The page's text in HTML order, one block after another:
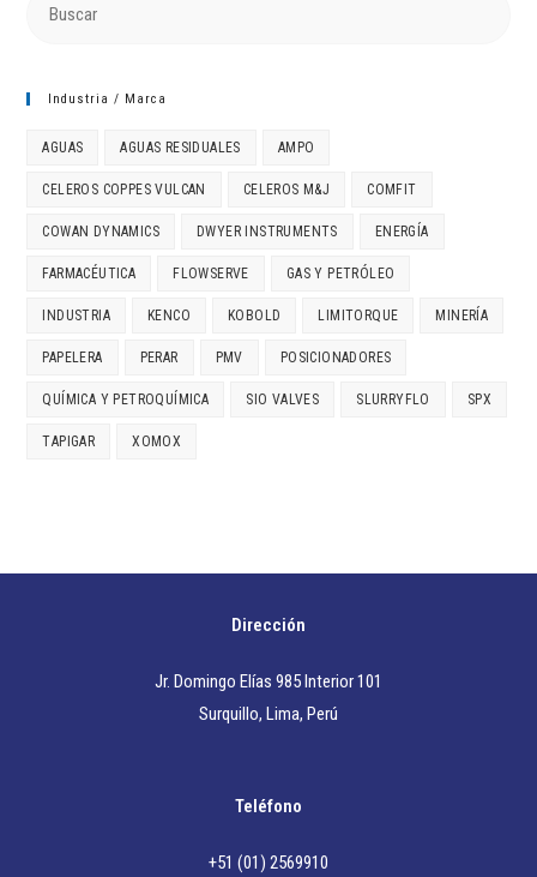
Industria / Marca
AGUAS AGUAS RESIDUALES AMPO
CELEROS COPPES VULCAN CELEROS M&J COMFIT
COWAN DYNAMICS DWYER INSTRUMENTS ENERGÍA
FARMACÉUTICA FLOWSERVE GAS Y PETRÓLEO
INDUSTRIA KENCO KOBOLD LIMITORQUE MINERÍA
PAPELERA PERAR PMV POSICIONADORES
QUÍMICA Y PETROQUÍMICA SIO VALVES SLURRYFLO SPX
TAPIGAR XOMOX
Dirección
Jr. Domingo Elías 985 Interior 101
Surquillo, Lima, Perú
Teléfono
+51 (01) 2569910